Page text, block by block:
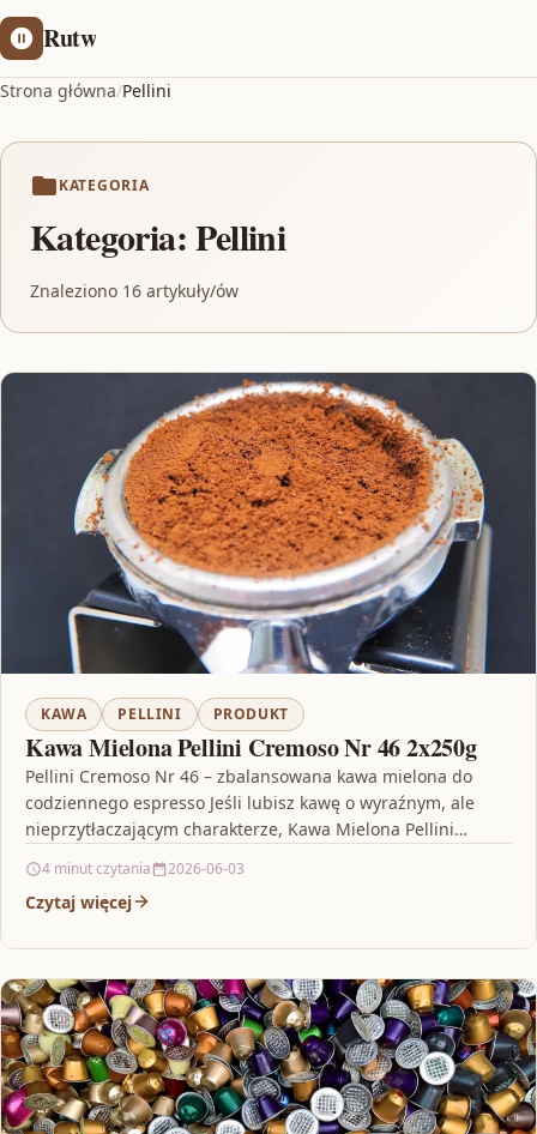
Rutw
Strona główna/Pellini
KATEGORIA
Kategoria:Pellini
Znaleziono 16 artykuły/ów
KAWA PELLINI PRODUKT
Kawa Mielona Pellini Cremoso Nr 46 2x250g
Pellini Cremoso Nr 46 – zbalansowana kawa mielona do
codziennego espresso Jeśli lubisz kawę o wyraźnym, ale
nieprzytłaczającym charakterze, Kawa Mielona Pellini
4 minut czytania 2026-06-03
Czytaj więcej